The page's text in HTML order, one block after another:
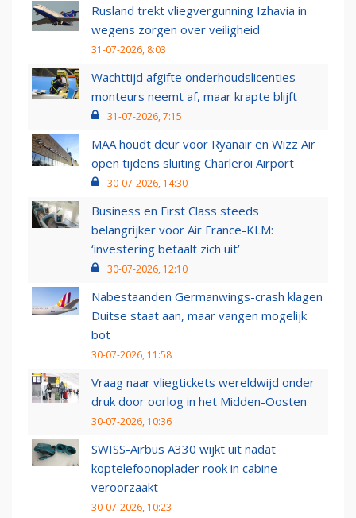
Rusland trekt vliegvergunning Izhavia in
wegens zorgen over veiligheid
31-07-2026, 8:03
Wachttijd afgifte onderhoudslicenties
monteurs neemt af, maar krapte blijft
31-07-2026, 7:15
MAA houdt deur voor Ryanair en Wizz Air
open tijdens sluiting Charleroi Airport
30-07-2026, 14:30
Business en First Class steeds
belangrijker voor Air France-KLM:
‘investering betaalt zich uit’
30-07-2026, 12:10
Nabestaanden Germanwings-crash klagen
Duitse staat aan, maar vangen mogelijk
bot
30-07-2026, 11:58
Vraag naar vliegtickets wereldwijd onder
druk door oorlog in het Midden-Oosten
30-07-2026, 10:36
SWISS-Airbus A330 wijkt uit nadat
koptelefoonoplader rook in cabine
veroorzaakt
30-07-2026, 10:23